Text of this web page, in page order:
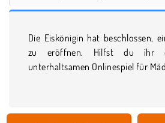
Die Eiskönigin hat beschlossen,
zu eröffnen. Hilfst du ihr
unterhaltsamen Onlinespiel für